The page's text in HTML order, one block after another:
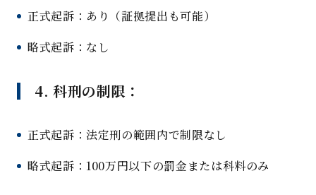
正式起訴：あり（証拠提出も可能）
略式起訴：なし
4. 科刑の制限：
正式起訴：法定刑の範囲内で制限なし
略式起訴：100万円以下の罰金または科料のみ